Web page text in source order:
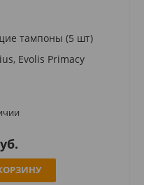
тампоны (5 шт)
Evolis Primacy